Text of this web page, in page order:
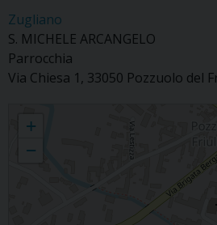
Zugliano
S. MICHELE ARCANGELO
Parrocchia
Via Chiesa 1, 33050 Pozzuolo del
+
−